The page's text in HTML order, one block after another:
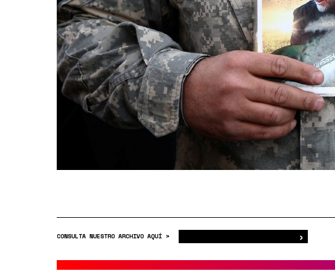
CONSULTA NUESTRO ARCHIVO AQUÍ > ›